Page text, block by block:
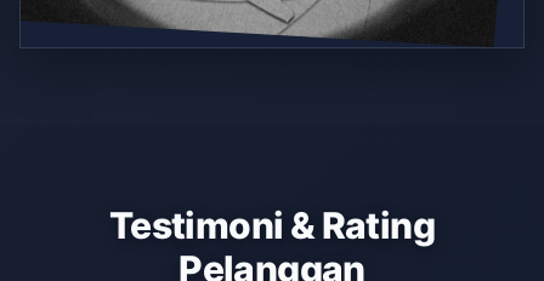
Testimoni & Rating
Pelanggan